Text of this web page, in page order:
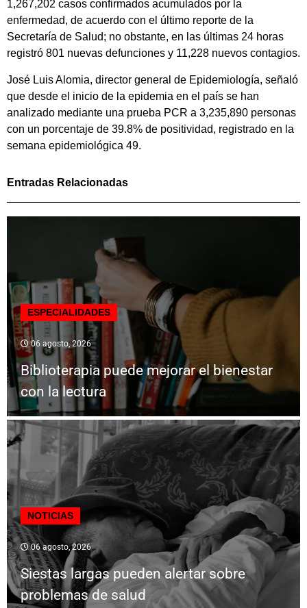
1,267,202 casos confirmados acumulados por la
enfermedad, de acuerdo con el último reporte de la
Secretaría de Salud; no obstante, en las últimas 24 horas
registró 801 nuevas defunciones y 11,228 nuevos contagios.
José Luis Alomia, director general de Epidemiología, señaló
que desde el inicio de la epidemia en el país se han
analizado mediante una prueba PCR a 3,235,890 personas
con un porcentaje de 39.8% de positividad, registrado en la
semana epidemiológica 49.
Entradas Relacionadas
ESPECIALIDADES
06 agosto, 2026
Biblioterapia puede mejorar el bienestar
con la lectura
NOTICIAS
06 agosto, 2026
Siestas largas pueden alertar sobre
problemas de salud